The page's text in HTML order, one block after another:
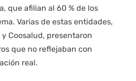
que afilian al 60 % de los
Varias de estas entidades,
y Coosalud, presentaron
que no reflejaban con
real.